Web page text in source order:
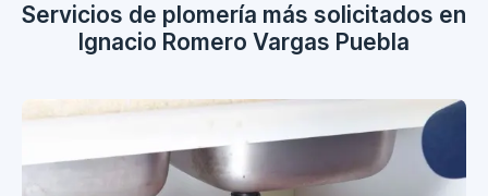
Servicios de plomería más solicitados en
Ignacio Romero Vargas Puebla